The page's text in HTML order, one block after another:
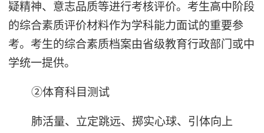
疑精神、意志品质等进行考核评价。考生高中阶段
的综合素质评价材料作为学科能力面试的重要参
考。考生的综合素质档案由省级教育行政部门或中
学统一提供。
②体育科目测试
肺活量、立定跳远、掷实心球、引体向上